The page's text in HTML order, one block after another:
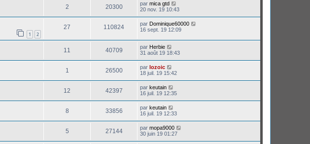
2 20300 par mica gtd
20 nov. 19 10:43
1 2
27 110824 par Dominique60000
16 sept. 19 12:09
11 40709 par Herbie
31 août 19 18:43
1 26500 par lozoic
18 juil. 19 15:42
12 42397 par keutain
16 juil. 19 12:35
8 33856 par keutain
16 juil. 19 12:33
5 27144 par mopa9000
30 juin 19 01:27